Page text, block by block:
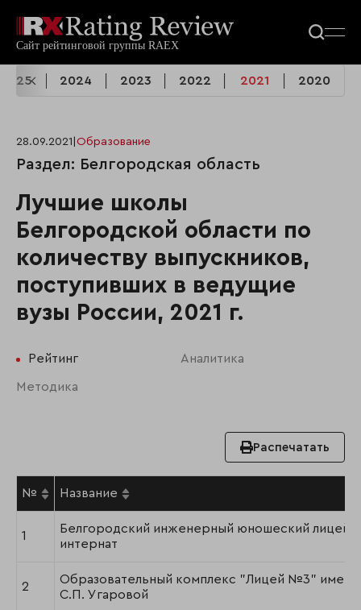
2025 2024 2023 2022 2021 2020
28.09.2021 Образование
Раздел: Белгородская область
Лучшие школы
Белгородской области по
количеству выпускников,
поступивших в ведущие
вузы России, 2021 г.
Рейтинг Аналитика
Методика
Распечатать
№ Название
1
Белгородский инженерный юношеский лицей-
интернат
2
Образовательный комплекс "Лицей №3" имени
С.П. Угаровой